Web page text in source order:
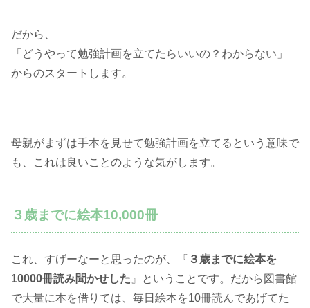
だから、
「どうやって勉強計画を立てたらいいの？わからない」
からのスタートします。
母親がまずは手本を見せて勉強計画を立てるという意味で
も、これは良いことのような気がします。
３歳までに絵本10,000冊
これ、すげーなーと思ったのが、『 ３歳までに絵本を
10000冊読み聞かせした 』ということです。だから図書館
で大量に本を借りては、毎日絵本を10冊読んであげてた